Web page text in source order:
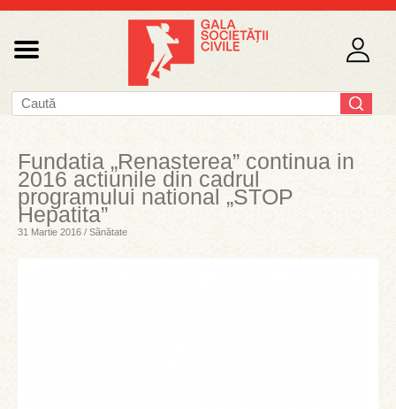
Fundatia „Renasterea” continua in
2016 actiunile din cadrul
programului national „STOP
Hepatita”
31 Martie 2016 / Sănătate